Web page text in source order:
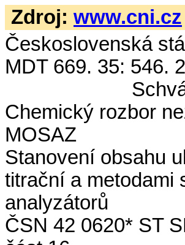
Zdroj: www.cni.cz
Československá
MDT
Schválena:
Chemický rozbor
MOSAZ
Stanovení obsahu
titrační a metodami
analyzátorů
ČSN 42 0620* ST